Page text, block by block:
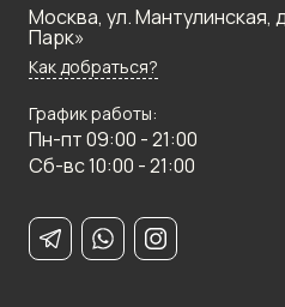
Москва, ул. Мантулинская,
Парк»
Как добраться?
График работы:
Пн-пт 09:00 - 21:00
Сб-вс 10:00 - 21:00